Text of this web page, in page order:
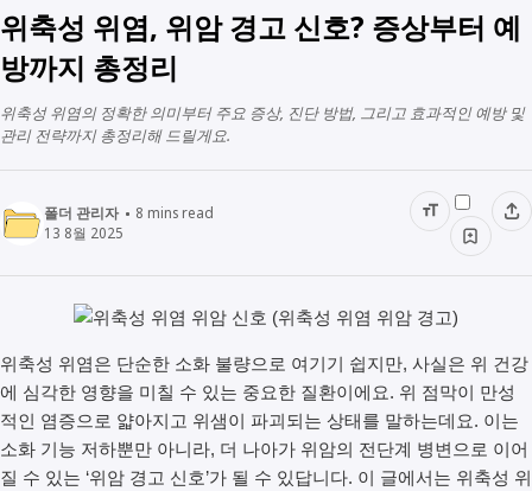
위축성 위염, 위암 경고 신호? 증상부터 예
방까지 총정리
위축성 위염의 정확한 의미부터 주요 증상, 진단 방법, 그리고 효과적인 예방 및
관리 전략까지 총정리해 드릴게요.
폴더 관리자 8 mins read
13 8월 2025
위축성 위염은 단순한 소화 불량으로 여기기 쉽지만, 사실은 위 건강
에 심각한 영향을 미칠 수 있는 중요한 질환이에요. 위 점막이 만성
적인 염증으로 얇아지고 위샘이 파괴되는 상태를 말하는데요. 이는
소화 기능 저하뿐만 아니라, 더 나아가 위암의 전단계 병변으로 이어
질 수 있는 ‘위암 경고 신호’가 될 수 있답니다. 이 글에서는 위축성 위